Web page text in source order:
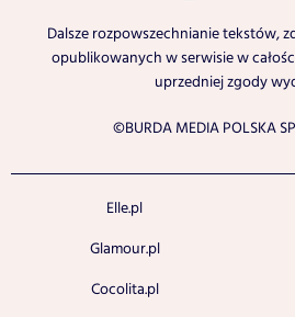
Dalsze rozpowszechnianie tekstów,
opublikowanych w serwisie w
uprzedniej zgody
©BURDA MEDIA POLSKA
Elle.pl
Glamour.pl
Cocolita.pl